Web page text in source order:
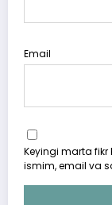
Email
Keyingi marta
ismim, email va